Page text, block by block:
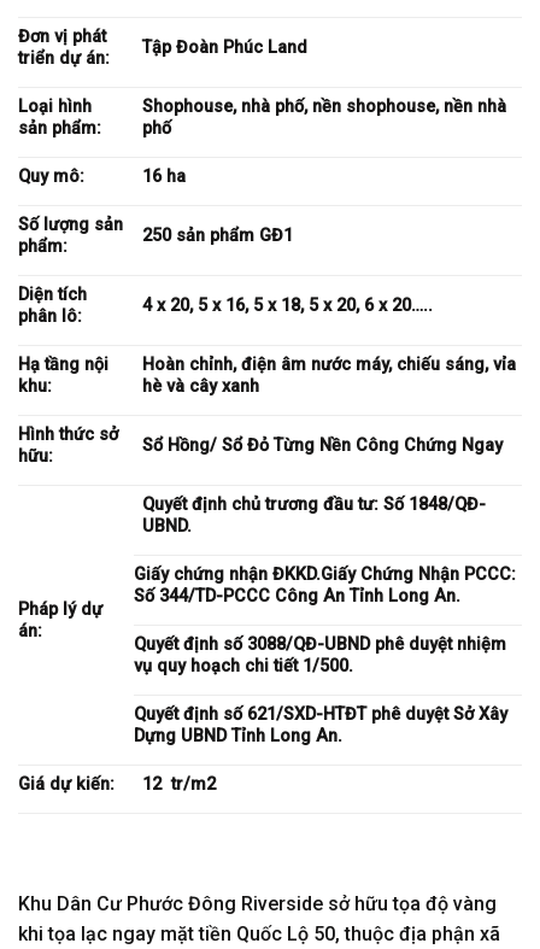
Đơn vị phát
triển dự án:
Tập Đoàn Phúc Land
Loại hình
sản phẩm:
Shophouse, nhà phố, nền shophouse, nền nhà
phố
Quy mô: 16 ha
Số lượng sản
phẩm:
250 sản phẩm GĐ1
Diện tích
phân lô:
4 x 20, 5 x 16, 5 x 18, 5 x 20, 6 x 20…..
Hạ tầng nội
khu:
Hoàn chỉnh, điện âm nước máy, chiếu sáng, vỉa
hè và cây xanh
Hình thức sở
hữu:
Sổ Hồng/ Sổ Đỏ Từng Nền Công Chứng Ngay
Pháp lý dự
án:
Quyết định chủ trương đầu tư: Số 1848/QĐ-
UBND.
Giấy chứng nhận ĐKKD.Giấy Chứng Nhận PCCC:
Số 344/TD-PCCC Công An Tỉnh Long An.
Quyết định số 3088/QĐ-UBND phê duyệt nhiệm
vụ quy hoạch chi tiết 1/500.
Quyết định số 621/SXD-HTĐT phê duyệt Sở Xây
Dựng UBND Tỉnh Long An.
Giá dự kiến: 12 tr/m2
Khu Dân Cư Phước Đông Riverside sở hữu tọa độ vàng
khi tọa lạc ngay mặt tiền Quốc Lộ 50, thuộc địa phận xã